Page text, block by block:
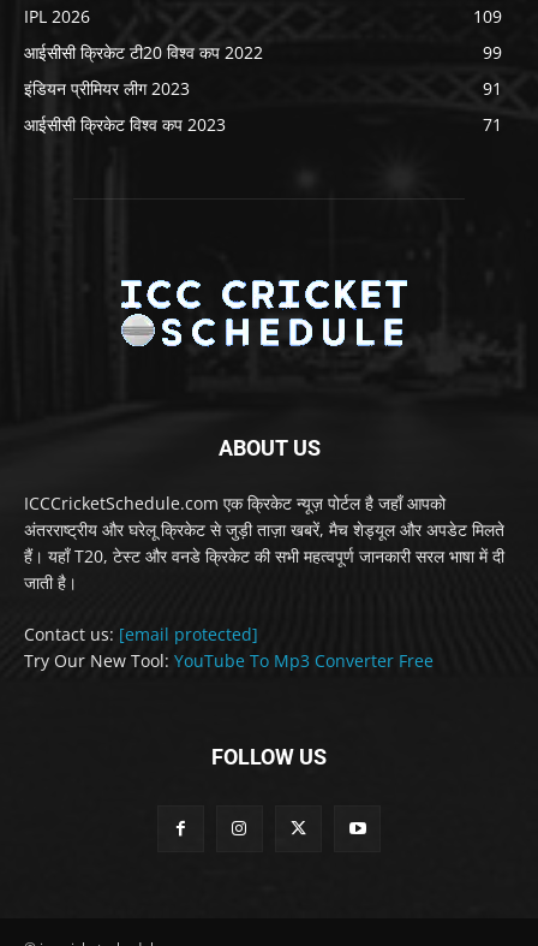
IPL 2026
109
आईसीसी क्रिकेट टी20 विश्व कप 2022
99
इंडियन प्रीमियर लीग 2023
91
आईसीसी क्रिकेट विश्व कप 2023
71
ABOUT US
ICCCricketSchedule.com एक क्रिकेट न्यूज़ पोर्टल है जहाँ आपको
अंतरराष्ट्रीय और घरेलू क्रिकेट से जुड़ी ताज़ा खबरें, मैच शेड्यूल और अपडेट मिलते
हैं। यहाँ T20, टेस्ट और वनडे क्रिकेट की सभी महत्वपूर्ण जानकारी सरल भाषा में दी
जाती है।
Contact us: [email protected]
Try Our New Tool: YouTube To Mp3 Converter Free
FOLLOW US